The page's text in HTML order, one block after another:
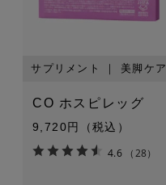
サプリメント ｜ 美脚ケア
CO ホスピレッグ
9,720円（税込）
4.6 （28）